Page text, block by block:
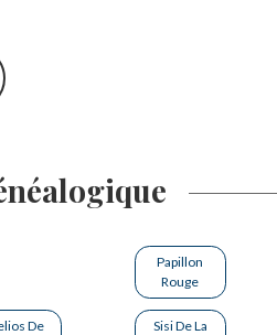
Papillon
Rouge
De
Sisi De La